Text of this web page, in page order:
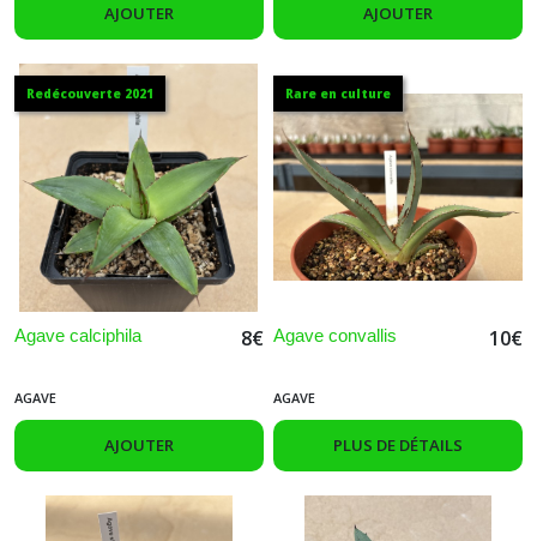
AJOUTER AJOUTER
Redécouverte 2021
Agave calciphila 8€
AGAVE
AJOUTER
Rare en culture
Agave convallis 10€
AGAVE
PLUS DE DÉTAILS